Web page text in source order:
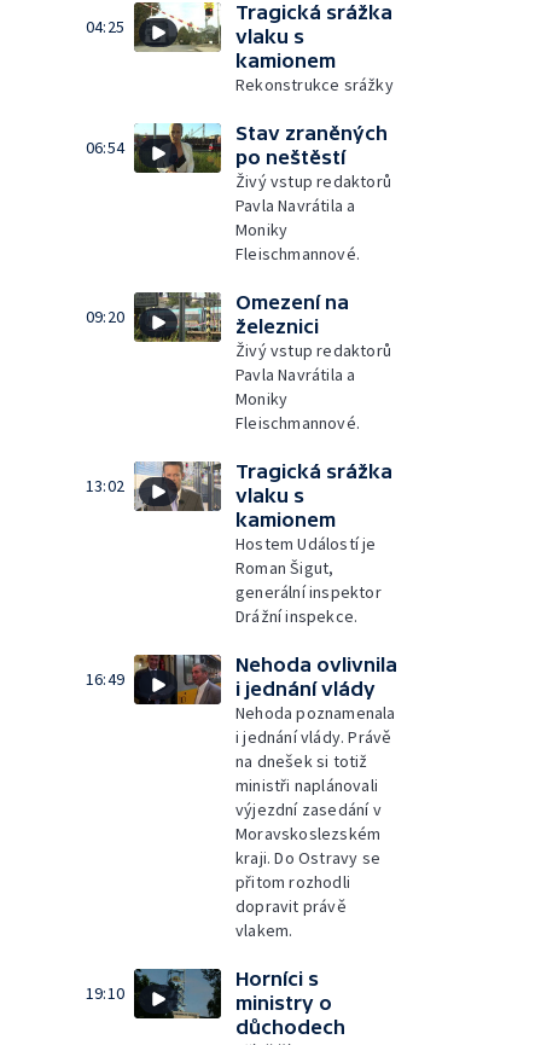
04:25
Tragická srážka
vlaku s
kamionem
Rekonstrukce srážky
06:54
Stav zraněných
po neštěstí
Živý vstup redaktorů
Pavla Navrátila a
Moniky
Fleischmannové.
09:20
Omezení na
železnici
Živý vstup redaktorů
Pavla Navrátila a
Moniky
Fleischmannové.
13:02
Tragická srážka
vlaku s
kamionem
Hostem Událostí je
Roman Šigut,
generální inspektor
Drážní inspekce.
16:49
Nehoda ovlivnila
i jednání vlády
Nehoda poznamenala
i jednání vlády. Právě
na dnešek si totiž
ministři naplánovali
výjezdní zasedání v
Moravskoslezském
kraji. Do Ostravy se
přitom rozhodli
dopravit právě
vlakem.
19:10
Horníci s
ministry o
důchodech